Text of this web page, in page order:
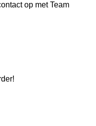
op met Team